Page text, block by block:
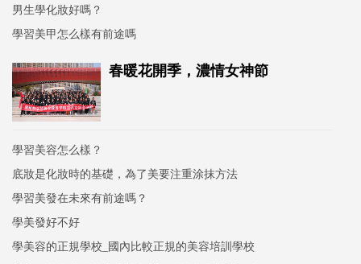
男生學化妝好嗎？
學習美甲怎么樣有前途嗎
春暖花開季，濃情女神節
學習美容怎么樣？
底妝是化妝時的基礎，為了美要注重涂抹方法
學習美發在未來有前途嗎？
學美發好不好
學美容的正規學校_國內比較正規的美容培訓學校